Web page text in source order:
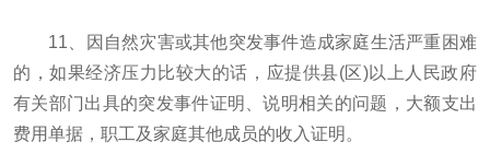
11、因自然灾害或其他突发事件造成家庭生活严重困难
的，如果经济压力比较大的话，应提供县(区)以上人民政府
有关部门出具的突发事件证明、说明相关的问题，大额支出
费用单据，职工及家庭其他成员的收入证明。